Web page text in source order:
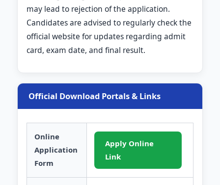
may lead to rejection of the application.
Candidates are advised to regularly check the
official website for updates regarding admit
card, exam date, and final result.
Official Download Portals & Links
Online
Application
Form
Apply Online
Link